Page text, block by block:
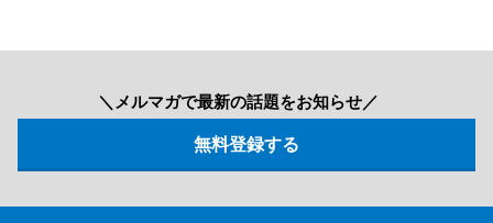
＼メルマガで最新の話題をお知らせ／